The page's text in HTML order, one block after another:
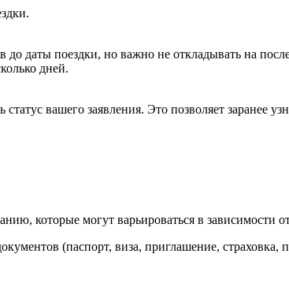
до даты поездки, но важно не откладывать на
дней.
вашего заявления. Это позволяет
которые могут варьироваться в зависимости
(паспорт, виза, приглашение,